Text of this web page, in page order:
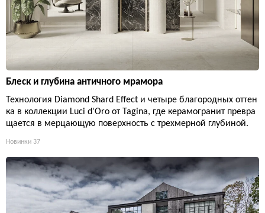
Блеск и глубина античного мрамора
Технология Diamond Shard Effect и четыре благородных оттен
ка в коллекции Luci d'Oro от Tagina, где керамогранит превра
щается в мерцающую поверхность с трехмерной глубиной.
Новинки 37